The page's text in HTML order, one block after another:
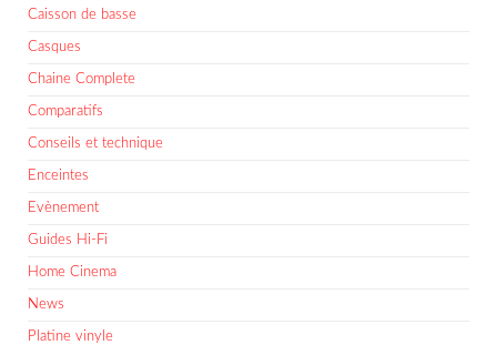
Caisson de basse
Casques
Chaine Complete
Comparatifs
Conseils et technique
Enceintes
Evènement
Guides Hi-Fi
Home Cinema
News
Platine vinyle